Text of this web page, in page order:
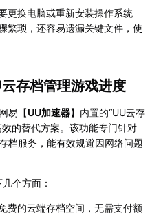
更换电脑或重新安装操作系统
繁琐，还容易遗漏关键文件，使
存档管理游戏进度
易【UU加速器】内置的“UU云存
的替代方案。该功能专门针对
档服务，能有效规避因网络问题
个方面：
费的云端存档空间，无需支付额